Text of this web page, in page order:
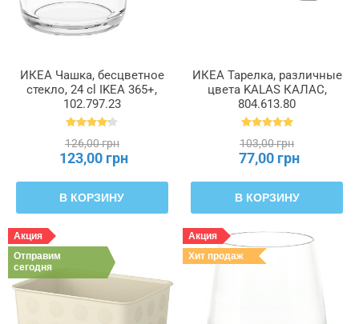
ИКЕА Чашка, бесцветное
стекло, 24 cl IKEA 365+,
102.797.23
126,00 грн
123,00 грн
В КОРЗИНУ
ИКЕА Тарелка, различные
цвета KALAS КАЛАС,
804.613.80
103,00 грн
77,00 грн
В КОРЗИНУ
Акция
Отправим
сегодня
Акция
Хит продаж